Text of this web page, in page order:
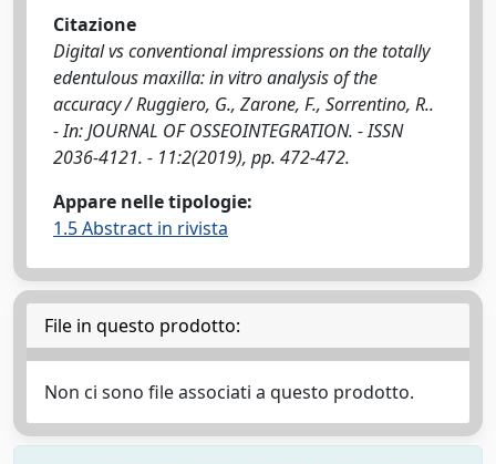
Citazione
Digital vs conventional impressions on the totally
edentulous maxilla: in vitro analysis of the
accuracy / Ruggiero, G., Zarone, F., Sorrentino, R..
- In: JOURNAL OF OSSEOINTEGRATION. - ISSN
2036-4121. - 11:2(2019), pp. 472-472.
Appare nelle tipologie:
1.5 Abstract in rivista
File in questo prodotto:
Non ci sono file associati a questo prodotto.